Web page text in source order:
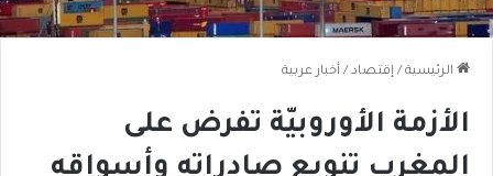
الرئيسية / إقتصاد / أخبار عربية
الأزمة الأوروبيّة تفرض على
المغرب تنويع صادراته وأسواقه